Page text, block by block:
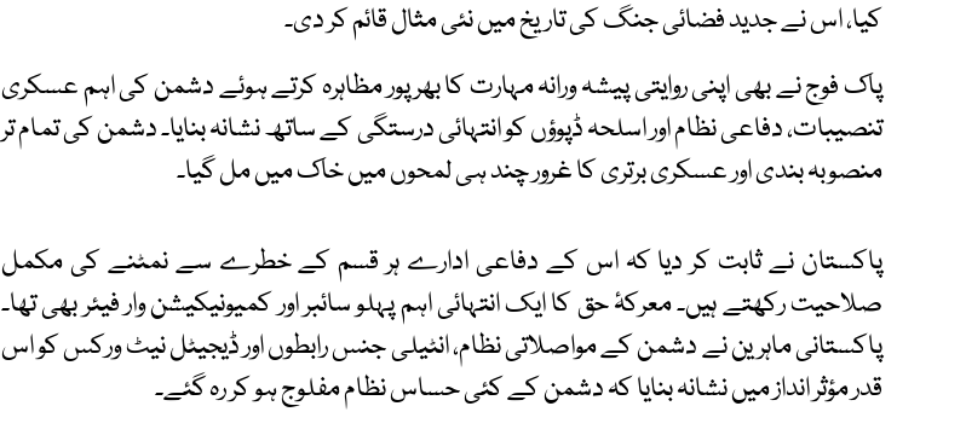
کیا، اس نے جدید فضائی جنگ کی تاریخ میں نئی مثال قائم کر دی۔
پاک فوج نے بھی اپنی روایتی پیشہ ورانہ مہارت کا بھرپور مظاہرہ کرتے ہوئے دشمن کی اہم عسکری
تنصیبات، دفاعی نظام اور اسلحہ ڈپوؤں کو انتہائی درستگی کے ساتھ نشانہ بنایا۔ دشمن کی تمام تر
منصوبہ بندی اور عسکری برتری کا غرور چند ہی لمحوں میں خاک میں مل گیا۔
پاکستان نے ثابت کر دیا کہ اس کے دفاعی ادارے ہر قسم کے خطرے سے نمٹنے کی مکمل
صلاحیت رکھتے ہیں۔ معرکۂ حق کا ایک انتہائی اہم پہلو سائبر اور کمیونیکیشن وار فیئر بھی تھا۔
پاکستانی ماہرین نے دشمن کے مواصلاتی نظام، انٹیلی جنس رابطوں اور ڈیجیٹل نیٹ ورکس کو اس
قدر مؤثر انداز میں نشانہ بنایا کہ دشمن کے کئی حساس نظام مفلوج ہو کر رہ گئے۔